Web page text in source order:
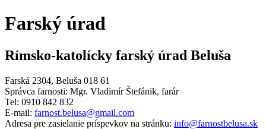
Farský úrad
Rímsko-katolícky farský úrad Beluša
Farská 2304, Beluša 018 61
Správca farnosti: Mgr. Vladimír Štefánik, farár
Tel: 0910 842 832
E-mail: farnost.belusa@gmail.com
Adresa pre zasielanie príspevkov na stránku: info@farnostbelusa.sk